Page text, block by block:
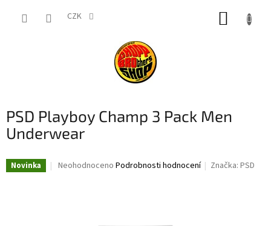
CZK
PSD Playboy Champ 3 Pack Men
Underwear
Novinka
Průměrné
Neohodnoceno Podrobnosti hodnocení Značka:PSD